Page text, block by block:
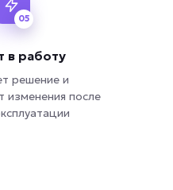
05
в работу
решение и
изменения после